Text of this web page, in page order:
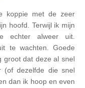
koppie met de zeer
hoofd. Terwijl ik mijn
echter alweer uit.
te wachten. Goede
groot dat deze al snel
(of dezelfde die snel
dan ik hoop en even